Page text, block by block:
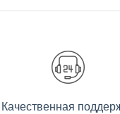
Качественная